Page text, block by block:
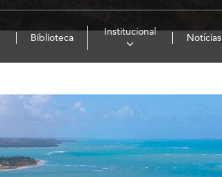
Biblioteca
Institucional
Notícias